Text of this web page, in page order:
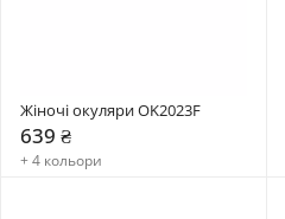
Жіночі окуляри OK2023F
639 ₴
+ 4 кольори